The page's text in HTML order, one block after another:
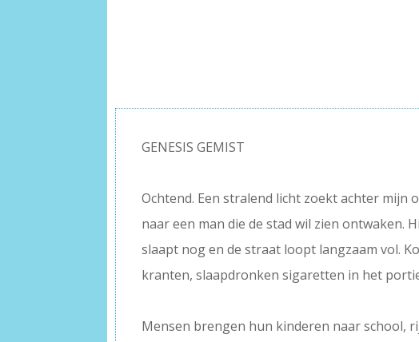
GENESIS GEMIST
Ochtend. Een stralend licht zoekt achter mijn
naar een man die de stad wil zien ontwaken.
slaapt nog en de straat loopt langzaam vol.
kranten, slaapdronken sigaretten in het
Mensen brengen hun kinderen naar school,